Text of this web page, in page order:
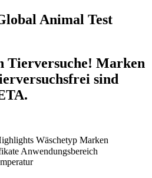
Animal Test
Tierversuche! Marken
sind
Wäschetyp Marken
Anwendungsbereich